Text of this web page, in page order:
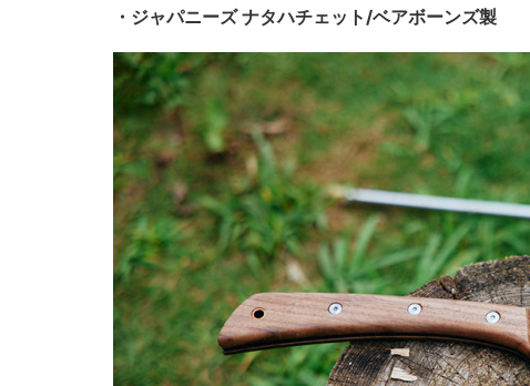
・ジャパニーズ ナタハチェット/ベアボーンズ製